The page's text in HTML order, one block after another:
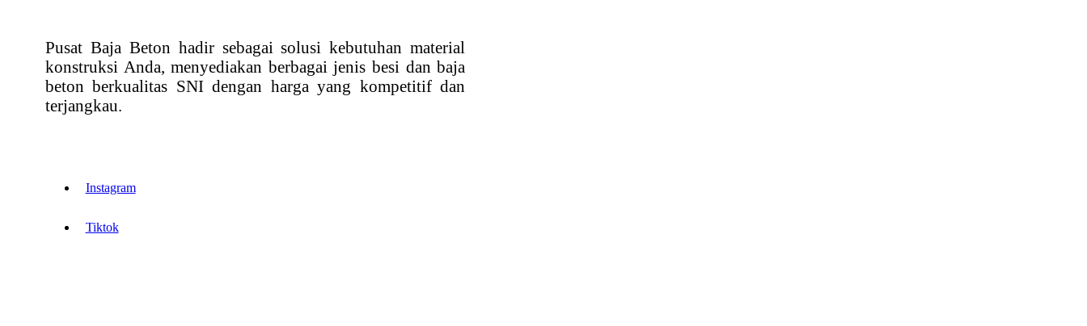
Pusat Baja Beton hadir sebagai solusi kebutuhan material
konstruksi Anda, menyediakan berbagai jenis besi dan baja
beton berkualitas SNI dengan harga yang kompetitif dan
terjangkau.
Instagram
Tiktok